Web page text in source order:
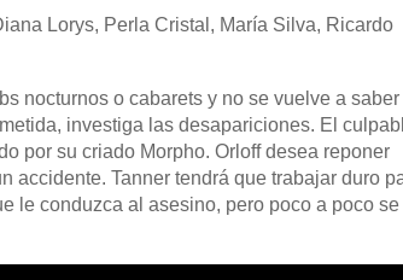
Lorys, Perla Cristal, María Silva, Ricardo
nocturnos o cabarets y no se vuelve a saber
investiga las desapariciones. El
por su criado Morpho. Orloff desea reponer
accidente. Tanner tendrá que trabajar duro
le conduzca al asesino, pero poco a poco se